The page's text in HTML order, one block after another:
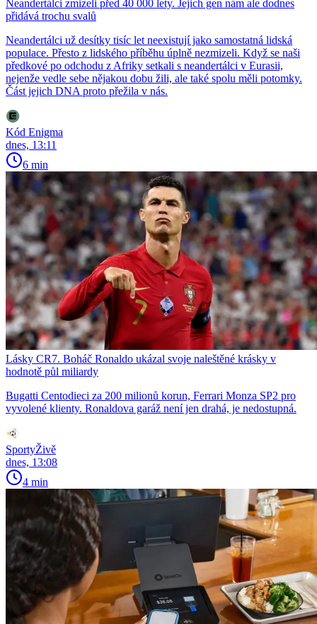
Neandertálci zmizeli před 40 000 lety. Jejich gen nám ale dodnes
přidává trochu svalů
Neandertálci už desítky tisíc let neexistují jako samostatná lidská
populace. Přesto z lidského příběhu úplně nezmizeli. Když se naši
předkové po odchodu z Afriky setkali s neandertálci v Eurasii,
nejenže vedle sebe nějakou dobu žili, ale také spolu měli potomky.
Část jejich DNA proto přežila v nás.
Kód Enigma
dnes, 13:11
6 min
Lásky CR7. Boháč Ronaldo ukázal svoje naleštěné krásky v
hodnotě půl miliardy
Bugatti Centodieci za 200 milionů korun, Ferrari Monza SP2 pro
vyvolené klienty. Ronaldova garáž není jen drahá, je nedostupná.
SportyŽivě
dnes, 13:08
4 min